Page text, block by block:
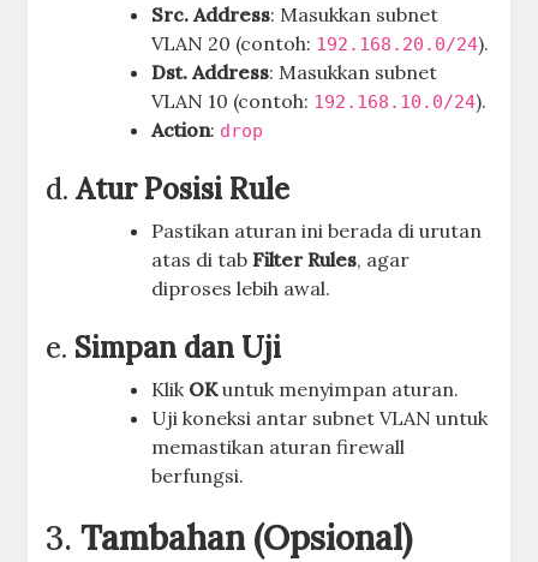
Src. Address: Masukkan subnet
VLAN 20 (contoh: 192.168.20.0/24).
Dst. Address: Masukkan subnet
VLAN 10 (contoh: 192.168.10.0/24).
Action: drop
d.Atur Posisi Rule
Pastikan aturan ini berada di urutan
atas di tabFilter Rules, agar
diproses lebih awal.
e. Simpan dan Uji
Klik OKuntuk menyimpan aturan.
Uji koneksi antar subnet VLAN untuk
memastikan aturan firewall
berfungsi.
3.Tambahan (Opsional)